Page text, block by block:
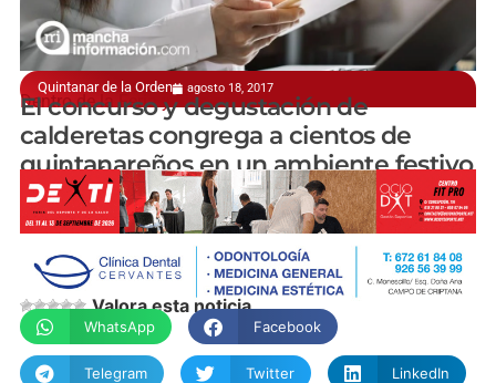
Quintanar de la Orden agosto 18, 2017
Dentro de la Feria y Fiestas
El concurso y degustación de
calderetas congrega a cientos de
quintanareños en un ambiente festivo
manchainformacion.com
Valora esta noticia
WhatsApp Facebook
Telegram Twitter LinkedIn